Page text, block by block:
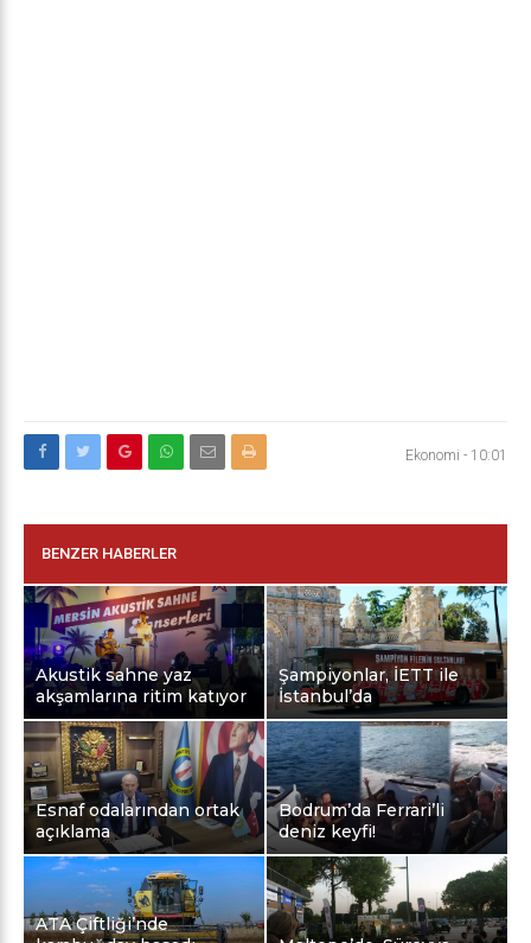
Ekonomi - 10:01
BENZER HABERLER
Akustik sahne yaz
akşamlarına ritim katıyor
Şampiyonlar, İETT ile
İstanbul’da
Esnaf odalarından ortak
açıklama
Bodrum’da Ferrari’li
deniz keyfi!
ATA Çiftliği’nde